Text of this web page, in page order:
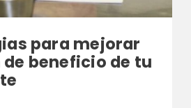
para mejorar
beneficio de tu